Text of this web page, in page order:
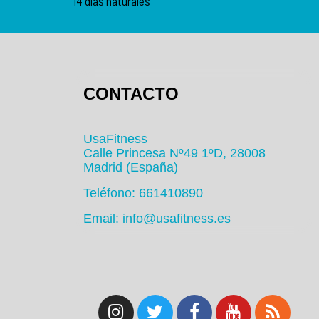
CONTACTO
UsaFitness
Calle Princesa Nº49 1ºD, 28008
Madrid (España)
Teléfono: 661410890
Email: info@usafitness.es